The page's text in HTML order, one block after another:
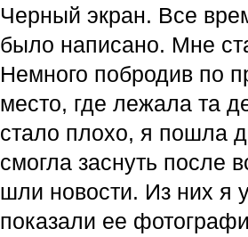
Черный экран. Все
было написано. Мне
Немного побродив по
место, где лежала та
стало плохо, я пошла
смогла заснуть после
шли новости. Из них я
показали ее